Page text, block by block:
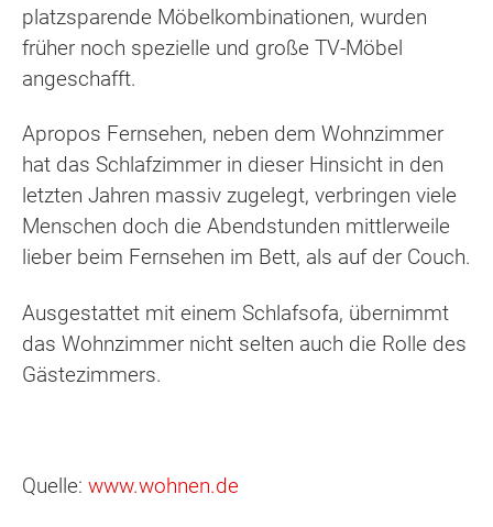
platzsparende Möbelkombinationen, wurden
früher noch spezielle und große TV-Möbel
angeschafft.
Apropos Fernsehen, neben dem Wohnzimmer
hat das Schlafzimmer in dieser Hinsicht in den
letzten Jahren massiv zugelegt, verbringen viele
Menschen doch die Abendstunden mittlerweile
lieber beim Fernsehen im Bett, als auf der Couch.
Ausgestattet mit einem Schlafsofa, übernimmt
das Wohnzimmer nicht selten auch die Rolle des
Gästezimmers.
Quelle: www.wohnen.de